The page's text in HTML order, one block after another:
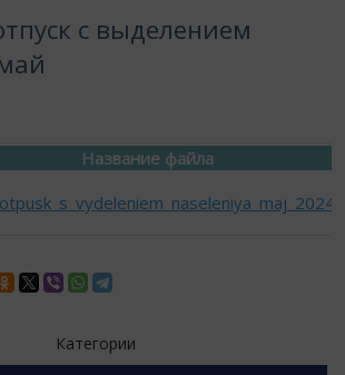
с выделением
Название файла
Категории